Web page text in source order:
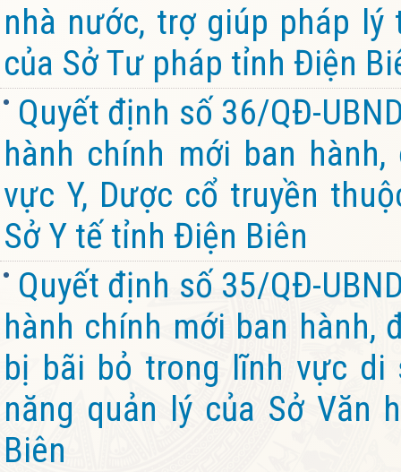
nhà nước, trợ giúp pháp
của Sở Tư pháp tỉnh Điện
Quyết định số 36/QĐ-
hành chính mới ban
vực Y, Dược cổ truyền
Sở Y tế tỉnh Điện Biên
Quyết định số 35/QĐ-
hành chính mới ban hành,
bị bãi bỏ trong lĩnh vực di
năng quản lý của Sở Văn
Biên